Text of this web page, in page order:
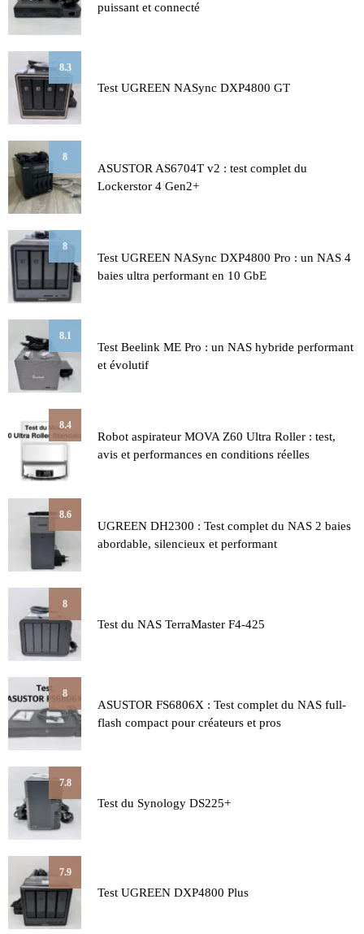
puissant et connecté
8.3
Test UGREEN NASync DXP4800 GT
8
ASUSTOR AS6704T v2 : test complet du
Lockerstor 4 Gen2+
8
Test UGREEN NASync DXP4800 Pro : un NAS 4
baies ultra performant en 10 GbE
8.1
Test Beelink ME Pro : un NAS hybride performant
et évolutif
8.4
Robot aspirateur MOVA Z60 Ultra Roller : test,
avis et performances en conditions réelles
8.6
UGREEN DH2300 : Test complet du NAS 2 baies
abordable, silencieux et performant
8
Test du NAS TerraMaster F4-425
8
ASUSTOR FS6806X : Test complet du NAS full-
flash compact pour créateurs et pros
7.8
Test du Synology DS225+
7.9
Test UGREEN DXP4800 Plus